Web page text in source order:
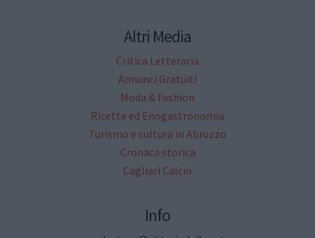
Altri Media
Critica Letteraria
Annunci Gratuiti
Moda & Fashion
Ricette ed Enogastronomia
Turismo e cultura in Abruzzo
Cronaca storica
Cagliari Calcio
Info